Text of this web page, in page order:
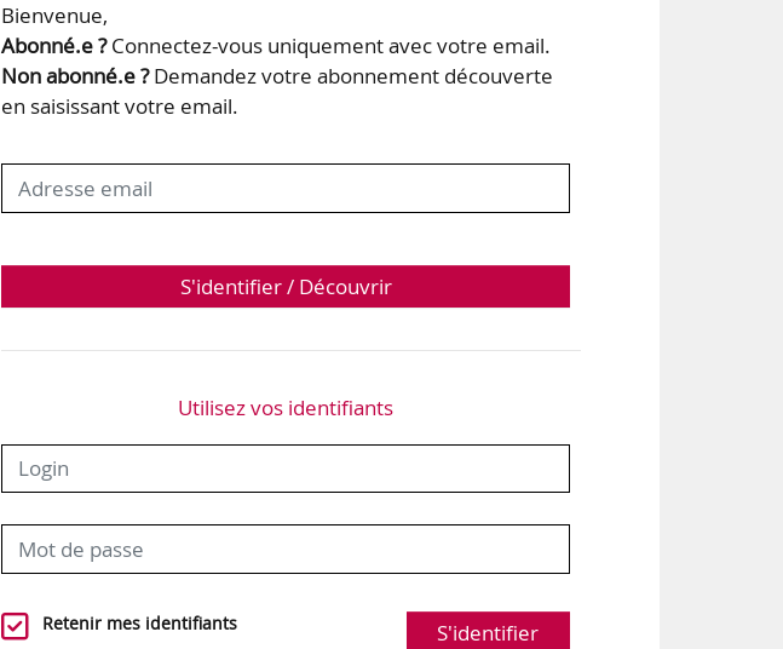
Bienvenue,
Abonné.e ?Connectez-vous uniquement avec votre email.
Non abonné.e ?Demandez votre abonnement découverte
en saisissant votre email.
S'identifier / Découvrir
Utilisez vos identifiants
Retenir mes identifiants S'identifier